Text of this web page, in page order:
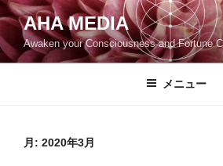
コ
ン
テ
ン
AHA MEDIA
Awaken your Consciousness and Fortune
メニュー
月: 2020年3月